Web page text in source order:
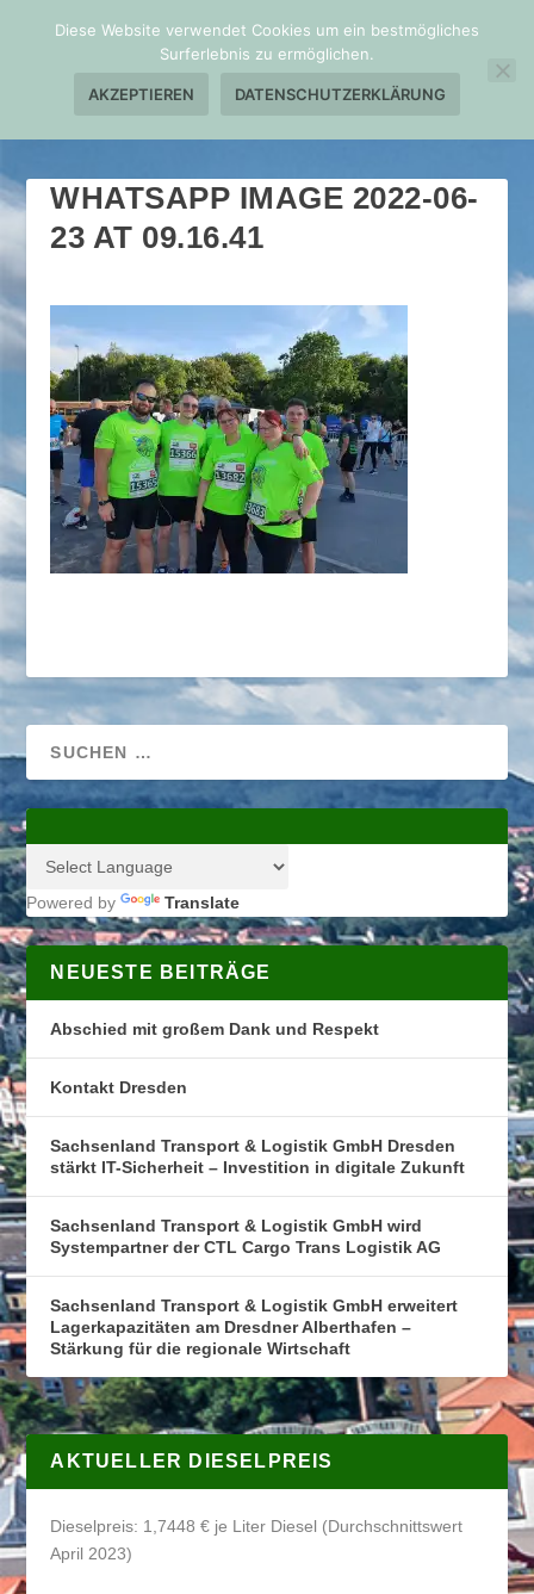
WHATSAPP IMAGE 2022-06-
23 AT 09.16.41
Powered by Translate
NEUESTE BEITRÄGE
Abschied mit großem Dank und Respekt
Kontakt Dresden
Sachsenland Transport & Logistik GmbH Dresden
stärkt IT-Sicherheit – Investition in digitale Zukunft
Sachsenland Transport & Logistik GmbH wird
Systempartner der CTL Cargo Trans Logistik AG
Sachsenland Transport & Logistik GmbH erweitert
Lagerkapazitäten am Dresdner Alberthafen –
Stärkung für die regionale Wirtschaft
AKTUELLER DIESELPREIS
Dieselpreis: 1,7448 € je Liter Diesel (Durchschnittswert
April 2023)
Diese Website verwendet Cookies um ein bestmögliches
Surferlebnis zu ermöglichen.
AKZEPTIEREN DATENSCHUTZERKLÄRUNG